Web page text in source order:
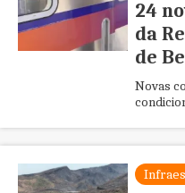
24
da
de
Novas